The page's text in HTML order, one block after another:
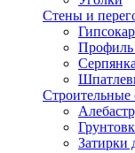
Стены и
Профиль
Строительные
Затирки